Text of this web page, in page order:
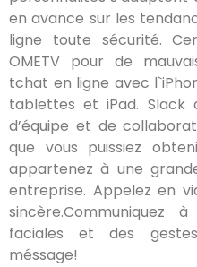
en avance sur les
ligne toute sécurité.
OMETV pour de
tchat en ligne avec
tablettes et iPad. Slack
d’équipe et de
que vous puissiez
appartenez à une
entreprise. Appelez en
sincère.Communiquez
faciales et des
méssage!